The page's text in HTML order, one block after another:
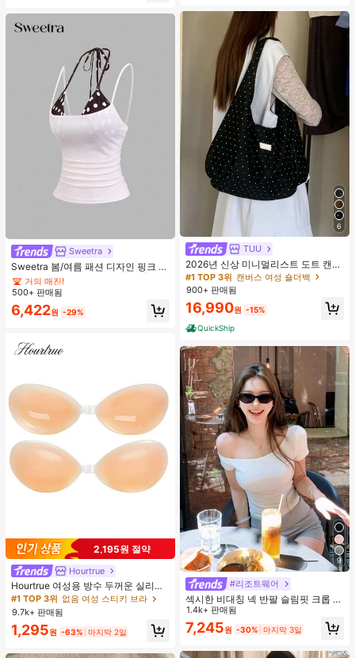
Sweetra
Sweetra 봄/여름 패션 디자인 핑크 스
트라이프 브라운 폴카 도트 스파게티
스트랩 2 In 1 스위트 걸리시 비치 로
맨틱 휴가 스타일 여성용 캐미 탱크 탑
#4 TOP 3위
에서 쁘띠 스타일 여성 상의, 블라우스 & 티
거의 매진!
#4 TOP 3위
에서 쁘띠 스타일 여성 상의, 블라우스 & 티
거의 매진!
#4 TOP 3위
에서 쁘띠 스타일 여성 상의, 블라우스 & 티
거의 매진!
#4 TOP 3위
거의 매진!
500+ 판매됨
6,422원 -29%
2,195원 절약
Hourtrue
Hourtrue 여성용 방수 두꺼운 실리콘
가슴 페탈, 작은 가슴 리프트업 & 푸시
인용, 웨딩 촬영 및 들러리용
#1 TOP 3위 없음 여성 스티키 브라
9.7k+ 판매됨
1,295원 -63% 마지막 2일
6
TUU
2026년 신상 미니멀리스트 도트 캔버
스 토트백, 대용량 캐주얼 다용도 통근
숄더 핸드백
#1 TOP 3위 캔버스 여성 숄더백
900+ 판매됨
16,990원 -15%
QuickShip
9
#리조트웨어
섹시한 비대칭 넥 반팔 슬림핏 크롭 탑
화이트 여름
1.4k+ 판매됨
7,245원 -30% 마지막 3일